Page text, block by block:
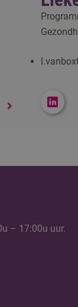
– 17:00u uur.